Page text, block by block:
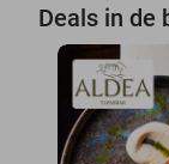
Deals in de